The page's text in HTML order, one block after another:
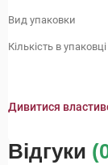
Вид упаковки
Кількість в упаковці
Дивитися
Відгуки